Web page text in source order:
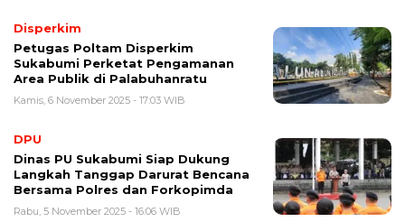
Disperkim
Petugas Poltam Disperkim
Sukabumi Perketat Pengamanan
Area Publik di Palabuhanratu
Kamis, 6 November 2025 - 17:03 WIB
DPU
Dinas PU Sukabumi Siap Dukung
Langkah Tanggap Darurat Bencana
Bersama Polres dan Forkopimda
Rabu, 5 November 2025 - 16:06 WIB